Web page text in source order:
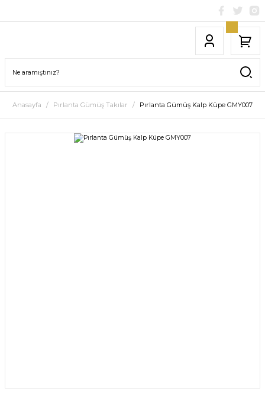
Anasayfa Pırlanta Gümüş Takılar Pırlanta Gümüş Kalp Küpe GMY007